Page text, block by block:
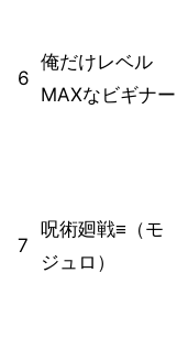
6
俺だけレベル
MAXなビギナー
7
呪術廻戦≡（モ
ジュロ）